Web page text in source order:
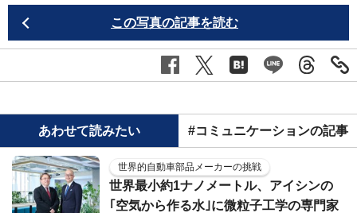
この写真の記事を読む
あわせて読みたい #コミュニケーションの記事
世界的自動車部品メーカーの挑戦
世界最小約1ナノメートル、アイシンの
｢空気から作る水｣に微粒子工学の専門家